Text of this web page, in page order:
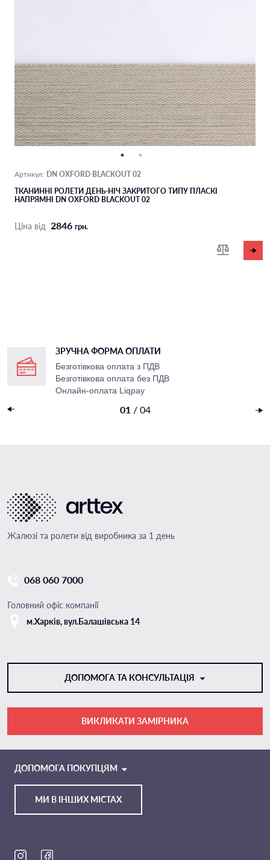
Артикул: DN OXFORD BLACKOUT 02
ТКАНИННІ РОЛЕТИ ДЕНЬ-НІЧ ЗАКРИТОГО ТИПУ ПЛАСКІ
НАПРЯМНІ DN OXFORD BLACKOUT 02
Ціна від 2846 грн.
ЗРУЧНА ФОРМА ОПЛАТИ
Безготівкова оплата з ПДВ
Безготівкова оплата без ПДВ
Онлайн-оплата Liqpay
01 / 04
Жалюзі та ролети від виробника за 1 день
068 060 7000
Головний офіс компанії
м.Харкiв, вул.Балашівська 14
ДОПОМОГА ТА КОНСУЛЬТАЦІЯ
TELEGRAM
ВИКЛИКАТИ ЗАМІРНИКА
МИ В ІНШИХ МІСТАХ
ДОПОМОГА ПОКУПЦЯМ